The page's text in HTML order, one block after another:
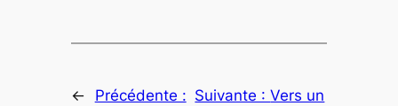
←
Précédente : Suivante :Vers un